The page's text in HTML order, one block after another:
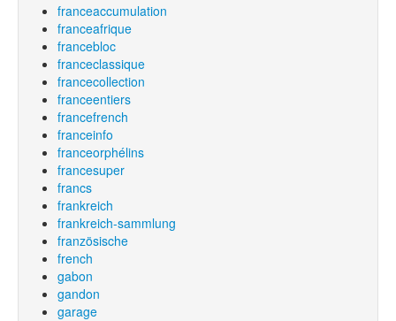
franceaccumulation
franceafrique
francebloc
franceclassique
francecollection
franceentiers
francefrench
franceinfo
franceorphélins
francesuper
francs
frankreich
frankreich-sammlung
französische
french
gabon
gandon
garage